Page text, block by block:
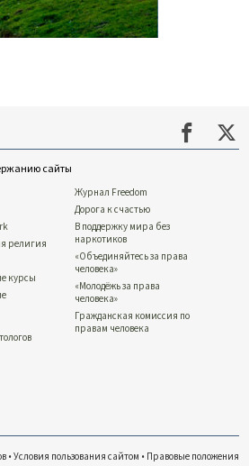
сайты
религия
курсы
Журнал Freedom
Дорога к счастью
В поддержку мира без
наркотиков
«Объединяйтесь за права
человека»
«Молодёжь за права
человека»
Гражданская комиссия по
правам человека
• Условия пользования сайтом • Правовые положения